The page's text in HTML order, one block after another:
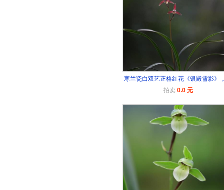
寒兰瓷白双艺正格红花《银殿雪影》
拍卖 0.0 元